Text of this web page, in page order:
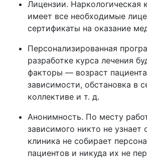
Лицензии. Наркологическая
имеет все необходимые
сертификаты на оказание
Персонализированная
разработке курса лечения
факторы — возраст
зависимости, обстановка в
коллективе и т. д.
Анонимность. По месту
зависимого никто не
клиника не собирает
пациентов и никуда их не